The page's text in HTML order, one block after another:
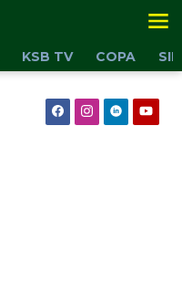
KSB TV COPA